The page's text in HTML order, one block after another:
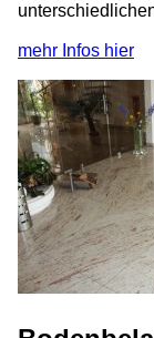
mehr Infos hier